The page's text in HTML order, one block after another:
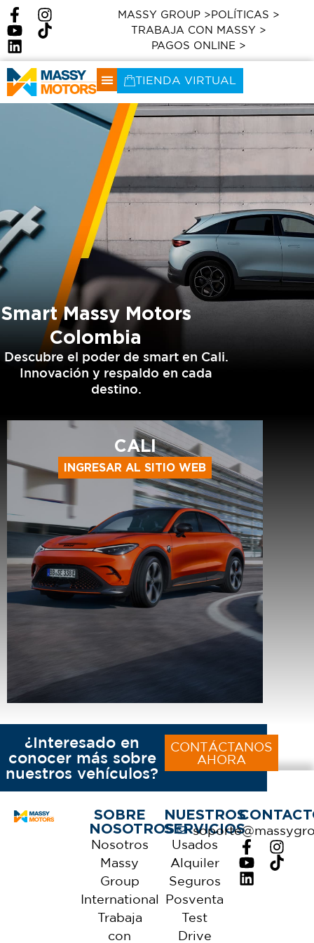
MASSY GROUP >POLÍTICAS >
TRABAJA CON MASSY >
PAGOS ONLINE >
TIENDA VIRTUAL
Smart Massy Motors
Colombia
Descubre el poder de smart en Cali.
Innovación y respaldo en cada
destino.
CALI
INGRESAR AL SITIO WEB
¿Interesado en
conocer más sobre
nuestros vehículos?
CONTÁCTANOS
AHORA
SOBRE
NOSOTROS
Nosotros
Massy
Group
International
Trabaja
con
NUESTROS
SERVICIOS
Usados
Alquiler
Seguros
Posventa
Test
Drive